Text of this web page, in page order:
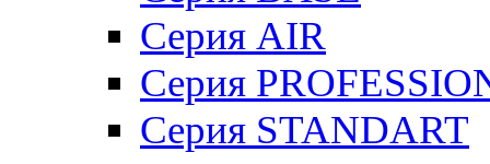
Серия AIR
Серия
Серия STANDART